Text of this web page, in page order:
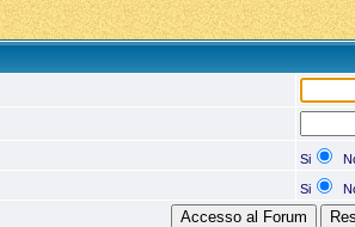
Si
Si